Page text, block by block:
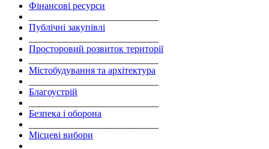
Фінансові ресурси
Публічні закупівлі
Просторовий розвиток території
Містобудування та архітектура
Благоустрій
Безпека і оборона
Місцеві вибори